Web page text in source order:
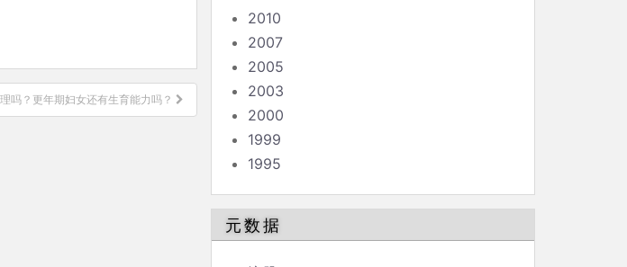
吗？更年期妇女还有生育能力吗？
2010
2007
2005
2003
2000
1999
1995
元数据